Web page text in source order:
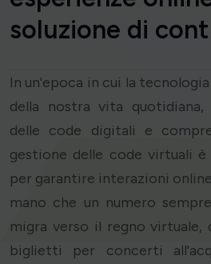
soluzione di
In un'epoca in cui la
della nostra vita quotidiana,
delle code digitali e
gestione delle code virtuali è
per garantire interazioni
mano che un numero
migra verso il regno virtuale,
biglietti per concerti